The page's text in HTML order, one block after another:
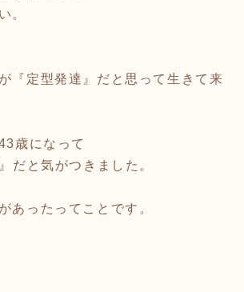
。
『定型発達』だと思って生きて来
歳になって
だと気がつきました。
あったってことです。